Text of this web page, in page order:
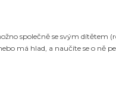
společně se svým
má hlad, a naučíte se o ně